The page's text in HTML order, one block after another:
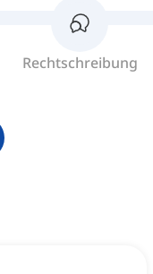
Rechtschreibung